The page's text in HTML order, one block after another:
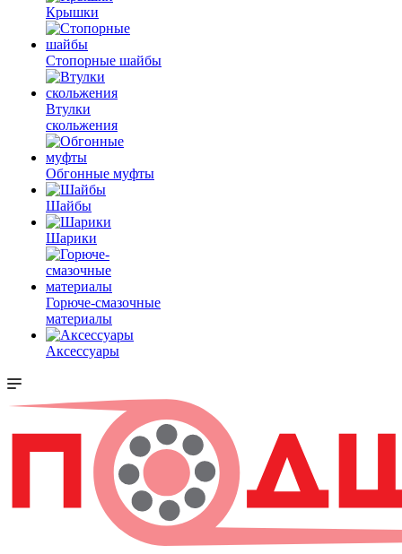
Крышки
Стопорные шайбы
Втулки
скольжения
Обгонные муфты
Шайбы
Шарики
Горюче-смазочные
материалы
Аксессуары